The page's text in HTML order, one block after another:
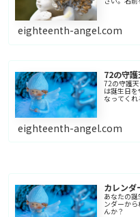
eighteenth-angel.com
72の守
72の守護
は誕生日
なってく
eighteenth-angel.com
カレンダ
あなたの
ンダーか
んか？